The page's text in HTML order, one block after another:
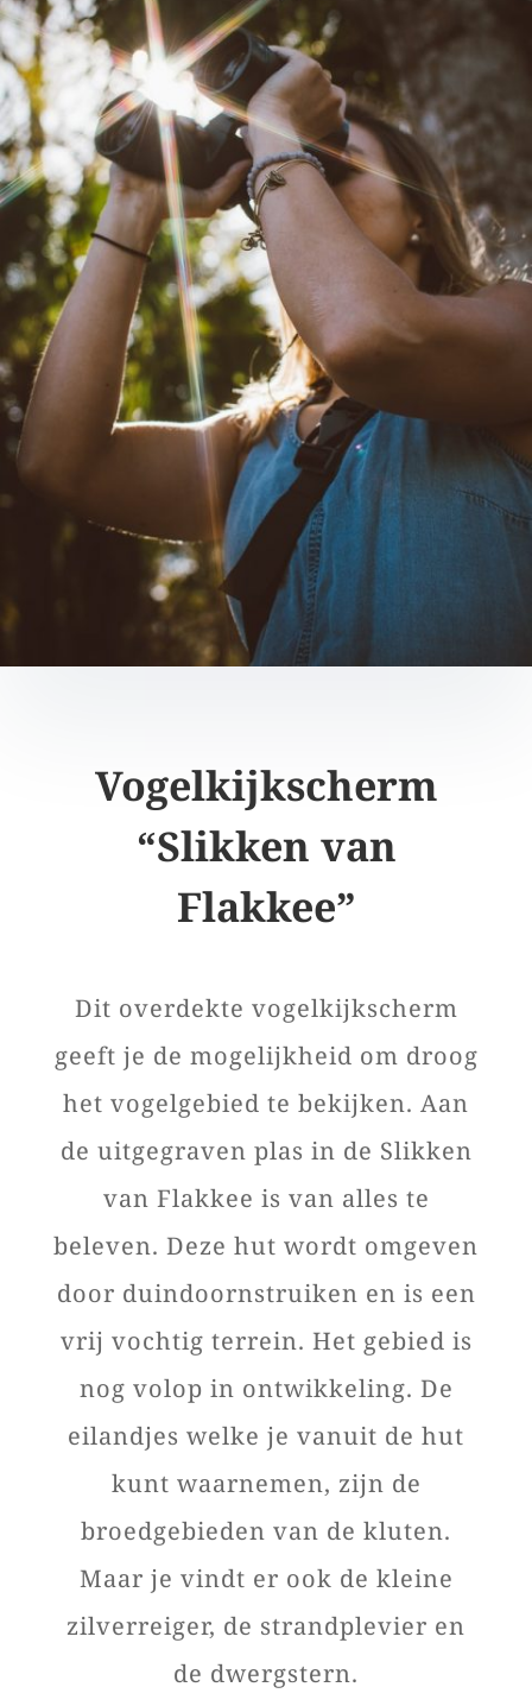
Vogelkijkscherm
“Slikken van
Flakkee”
Dit overdekte vogelkijkscherm
geeft je de mogelijkheid om droog
het vogelgebied te bekijken. Aan
de uitgegraven plas in de Slikken
van Flakkee is van alles te
beleven. Deze hut wordt omgeven
door duindoornstruiken en is een
vrij vochtig terrein. Het gebied is
nog volop in ontwikkeling. De
eilandjes welke je vanuit de hut
kunt waarnemen, zijn de
broedgebieden van de kluten.
Maar je vindt er ook de kleine
zilverreiger, de strandplevier en
de dwergstern.